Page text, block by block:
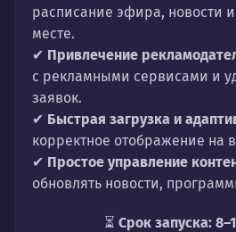
расписание эфира, новости
месте.
✔ Привлечение
с рекламными сервисами и
заявок.
✔ Быстрая загрузка и
корректное отображение на
✔ Простое управление
обновлять новости,
⏳ Срок запуска: